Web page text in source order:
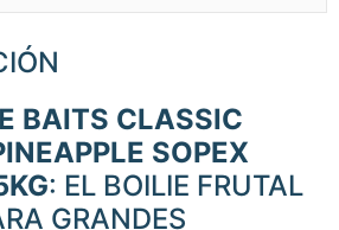
BAITS CLASSIC
SOPEX
: EL BOILIE FRUTAL
GRANDES